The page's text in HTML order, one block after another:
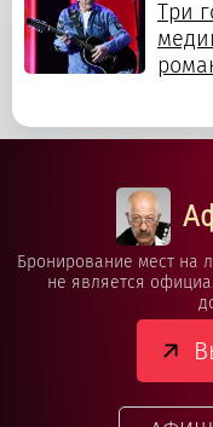
Три
Бронирование мест на
не является